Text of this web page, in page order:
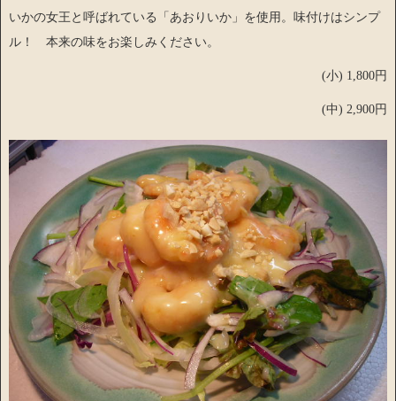
いかの女王と呼ばれている「あおりいか」を使用。味付けはシンプ
ル！ 本来の味をお楽しみください。
(小) 1,800円
(中) 2,900円